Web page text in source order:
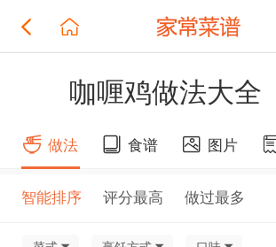
咖喱鸡做法大全
做法 食谱 图片
智能排序 评分最高 做过最多